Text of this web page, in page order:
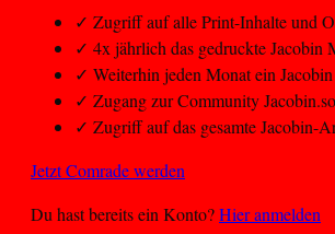
✓ Zugriff auf alle Print-Inhalte und
✓ 4x jährlich das gedruckte Jacobin
✓ Weiterhin jeden Monat ein
✓ Zugang zur Community
✓ Zugriff auf das gesamte Jacobin-
Jetzt Comrade werden
Du hast bereits ein Konto?Hier anmelden